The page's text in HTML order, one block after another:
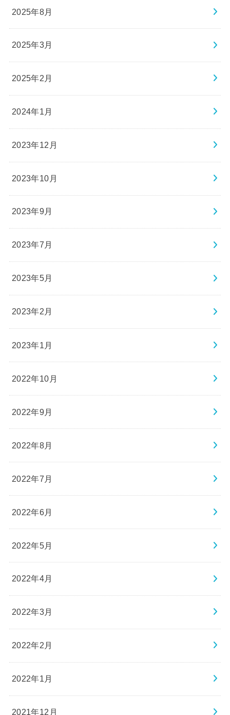
2025年8月
2025年3月
2025年2月
2024年1月
2023年12月
2023年10月
2023年9月
2023年7月
2023年5月
2023年2月
2023年1月
2022年10月
2022年9月
2022年8月
2022年7月
2022年6月
2022年5月
2022年4月
2022年3月
2022年2月
2022年1月
2021年12月